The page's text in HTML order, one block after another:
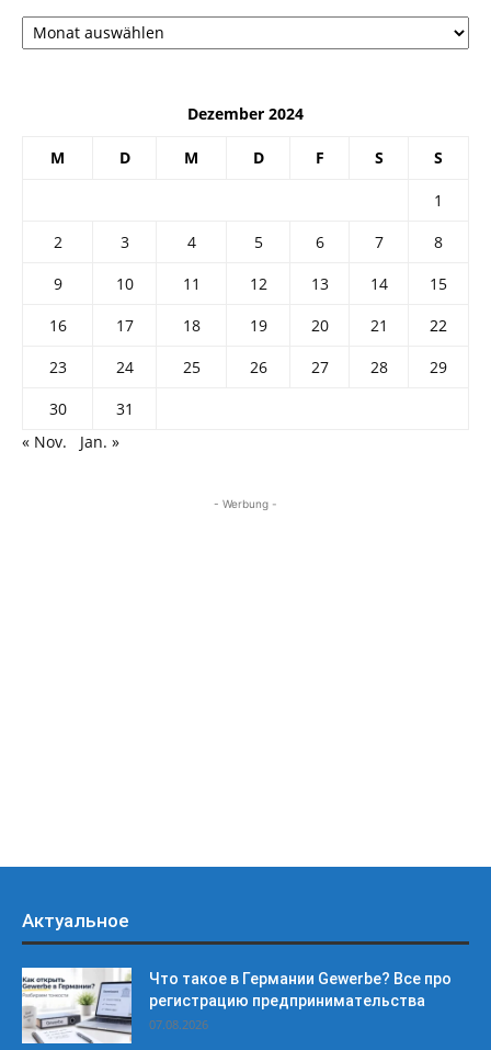
Архив
Dezember 2024
M D M D F S S
1
2
3 4 5 6 7
8
9
10 11 12 13 14
15
16
17 18 19 20 21
22
23
24 25 26 27 28
29
30
31
« Nov.
Jan. »
- Werbung -
Актуальное
Что такое в Германии Gewerbe? Все про
регистрацию предпринимательства
07.08.2026